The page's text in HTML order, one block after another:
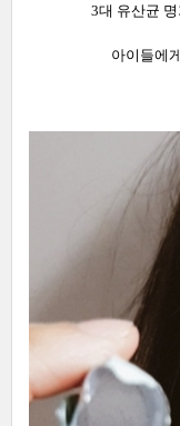
3대 유산균
아이들에